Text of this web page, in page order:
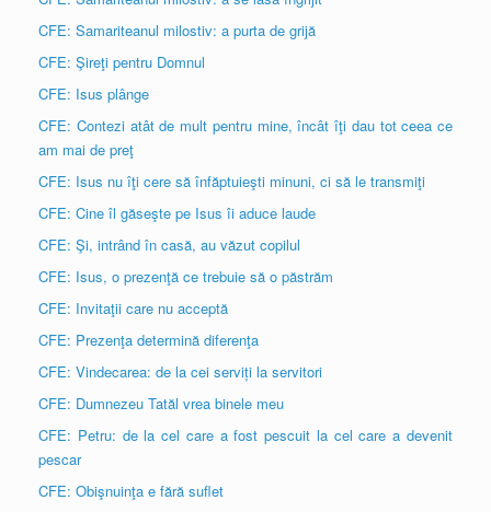
CFE: Samariteanul milostiv: a purta de grijă
CFE: Şireţi pentru Domnul
CFE: Isus plânge
CFE: Contezi atât de mult pentru mine, încât îţi dau tot ceea ce
am mai de preţ
CFE: Isus nu îţi cere să înfăptuieşti minuni, ci să le transmiţi
CFE: Cine îl găseşte pe Isus îi aduce laude
CFE: Şi, intrând în casă, au văzut copilul
CFE: Isus, o prezenţă ce trebuie să o păstrăm
CFE: Invitaţii care nu acceptă
CFE: Prezenţa determină diferenţa
CFE: Vindecarea: de la cei serviți la servitori
CFE: Dumnezeu Tatăl vrea binele meu
CFE: Petru: de la cel care a fost pescuit la cel care a devenit
pescar
CFE: Obişnuinţa e fără suflet